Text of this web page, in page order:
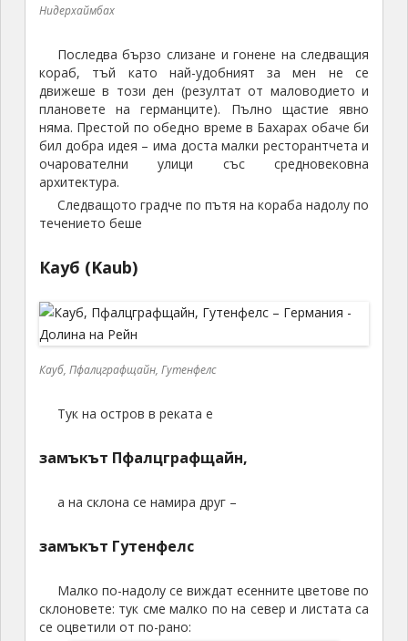
Нидерхаймбах
Последва бързо слизане и гонене на следващия
кораб, тъй като най-удобният за мен не се
движеше в този ден (резултат от маловодието и
плановете на германците). Пълно щастие явно
няма. Престой по обедно време в Бахарах обаче би
бил добра идея – има доста малки ресторантчета и
очарователни улици със средновековна
архитектура.
Следващото градче по пътя на кораба надолу по
течението беше
Кауб (Kaub)
Кауб, Пфалцграфщайн, Гутенфелс
Тук на остров в реката е
замъкът Пфалцграфщайн,
а на склона се намира друг –
замъкът Гутенфелс
Малко по-надолу се виждат есенните цветове по
склоновете: тук сме малко по на север и листата са
се оцветили от по-рано: